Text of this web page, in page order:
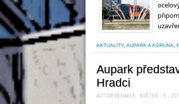
AKTUALITY, AUPARK A KORUNA
Aupark
Hradci
AUTOR REDAKCE KVĚTEN - 9 -